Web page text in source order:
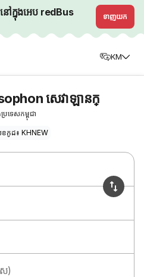
នៅក្នុងអេប redBus ទាញយក
KM
សេវាឡានក្
ទេសកម្ពុជា
ខកូដ៖ KHNEW
ស)